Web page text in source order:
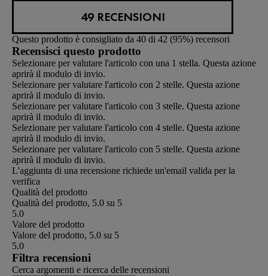
49 RECENSIONI
Questo prodotto è consigliato da 40 di 42 (95%) recensori
Recensisci questo prodotto
Selezionare per valutare l'articolo con una 1 stella. Questa azione
aprirà il modulo di invio.
Selezionare per valutare l'articolo con 2 stelle. Questa azione
aprirà il modulo di invio.
Selezionare per valutare l'articolo con 3 stelle. Questa azione
aprirà il modulo di invio.
Selezionare per valutare l'articolo con 4 stelle. Questa azione
aprirà il modulo di invio.
Selezionare per valutare l'articolo con 5 stelle. Questa azione
aprirà il modulo di invio.
L'aggiunta di una recensione richiede un'email valida per la
verifica
Qualità del prodotto
Qualità del prodotto, 5.0 su 5
5.0
Valore del prodotto
Valore del prodotto, 5.0 su 5
5.0
Filtra recensioni
Cerca argomenti e ricerca delle recensioni